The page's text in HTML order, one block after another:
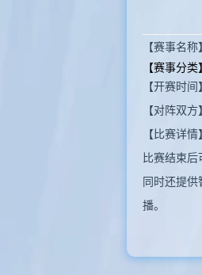
【赛事名
【赛事分类】
【开赛时
【对阵双
【比赛详
比赛结束
同时还提
播。